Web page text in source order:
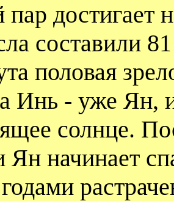
пар достигает
составили
половая
Инь - уже Ян,
солнце.
Ян начинает